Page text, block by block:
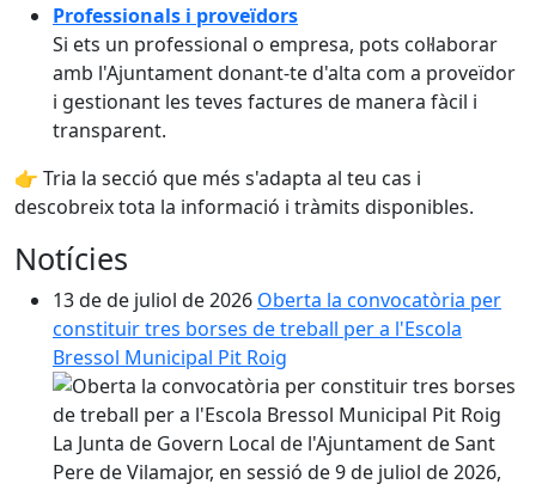
Professionals i proveïdors
Si ets un professional o empresa, pots col·laborar
amb l'Ajuntament donant-te d'alta com a proveïdor
i gestionant les teves factures de manera fàcil i
transparent.
👉 Tria la secció que més s'adapta al teu cas i
descobreix tota la informació i tràmits disponibles.
Notícies
13 de de juliol de 2026 Oberta la convocatòria per
constituir tres borses de treball per a l'Escola
Bressol Municipal Pit Roig
La Junta de Govern Local de l'Ajuntament de Sant
Pere de Vilamajor, en sessió de 9 de juliol de 2026,